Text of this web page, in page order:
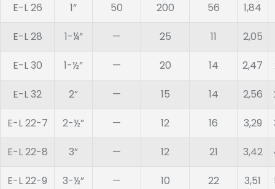
E-L 26 1” 50 200 56 1,84
E-L 28 1-¼” — 25 11 2,05
E-L 30 1-½” — 20 14 2,47
E-L 32 2” — 15 14 2,56
E-L 22-7 2-½” — 12 16 3,29
E-L 22-8 3” — 12 21 3,42
E-L 22-9 3-½” — 10 22 3,51